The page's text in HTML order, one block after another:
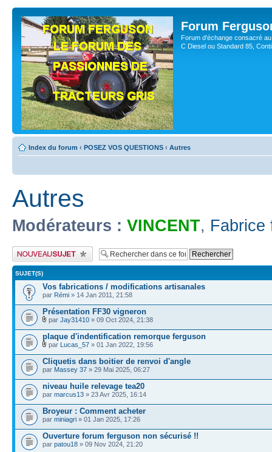
Forum
Forum d'échange consacré
C Diesel ou Standard 85,
Index du forum ‹ POSEZ VOS QUESTIONS ‹ Autres
Autres
Modérateurs : VINCENT, Fabrice
Publier un nouveau sujet
SUJET(S)
Vos fabrications / modifications artisanales
par Rémi » 14 Jan 2011, 21:58
Présentation FF30 vigneron
par Jay31410 » 09 Oct 2024, 21:38
plaque d'indentification remorque ferguson
par Lucas_57 » 01 Jan 2022, 19:56
Cliquetis dans boitier de renvoi d'angle
par Massey 37 » 29 Mai 2025, 06:27
niveau huile relevage tea20
par marcus13 » 23 Avr 2025, 16:14
Broyeur : Comment acheter
par miniagri » 01 Jan 2025, 17:26
Ouverture forum ferguson non sécurisé !!
par patou18 » 09 Nov 2024, 21:20